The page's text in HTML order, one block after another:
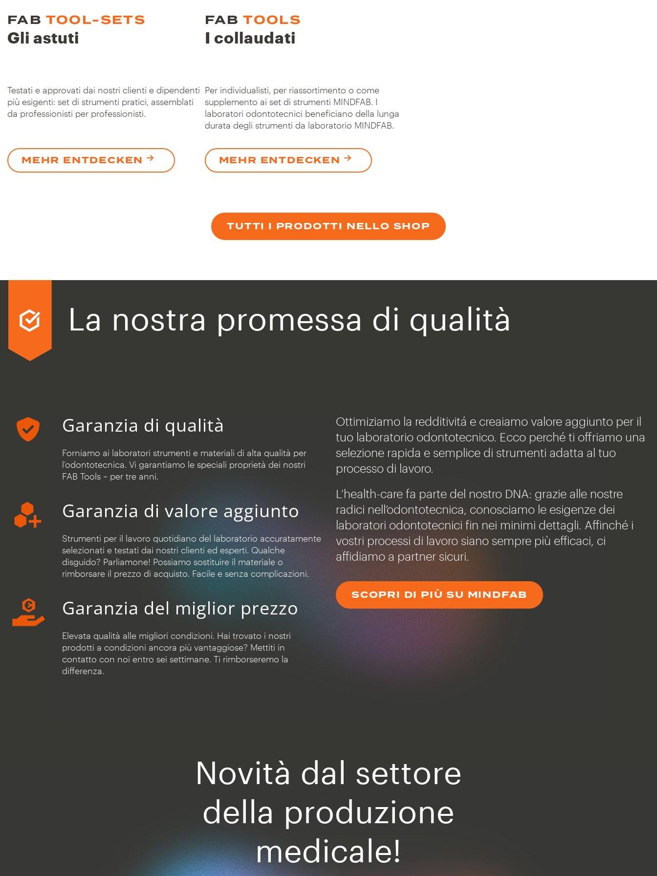
FAB TOOL-SETS
Gli astuti
Testati e approvati dai nostri clienti e dipendenti
più esigenti: set di strumenti pratici, assemblati
da professionisti per professionisti.
MEHR ENTDECKEN
FABTOOLS
I collaudati
Per individualisti, per riassortimento o come
supplemento ai set di strumenti MINDFAB. I
laboratori odontotecnici beneficiano della lunga
durata degli strumenti da laboratorio MINDFAB.
MEHR ENTDECKEN
TUTTI I PRODOTTI NELLO SHOP
La nostra promessa di qualità
Garanzia di qualità
Forniamo ai laboratori strumenti e materiali di alta qualità per
l’odontotecnica. Vi garantiamo le speciali proprietà dei nostri
FAB Tools – per tre anni.
Garanzia di valore aggiunto
Strumenti per il lavoro quotidiano del laboratorio accuratamente
selezionati e testati dai nostri clienti ed esperti. Qualche
disguido? Parliamone! Possiamo sostituire il materiale o
rimborsare il prezzo di acquisto. Facile e senza complicazioni.
Garanzia del miglior prezzo
Elevata qualità alle migliori condizioni. Hai trovato i nostri
prodotti a condizioni ancora più vantaggiose? Mettiti in
contatto con noi entro sei settimane. Ti rimborseremo la
differenza.
Ottimiziamo la redditivitá e creaiamo valore aggiunto per il
tuo laboratorio odontotecnico. Ecco perché ti offriamo una
selezione rapida e semplice di strumenti adatta al tuo
processo di lavoro.
L’health-care fa parte del nostro DNA: grazie alle nostre
radici nell’odontotecnica, conosciamo le esigenze dei
laboratori odontotecnici fin nei minimi dettagli. Affinché i
vostri processi di lavoro siano sempre più efficaci, ci
affidiamo a partner sicuri.
SCOPRI DI PIÙ SU MINDFAB
Novità dal settore
della produzione
medicale!